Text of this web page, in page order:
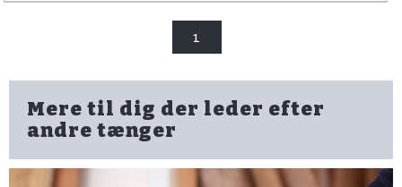
1
Mere til dig der leder efter
andre tænger